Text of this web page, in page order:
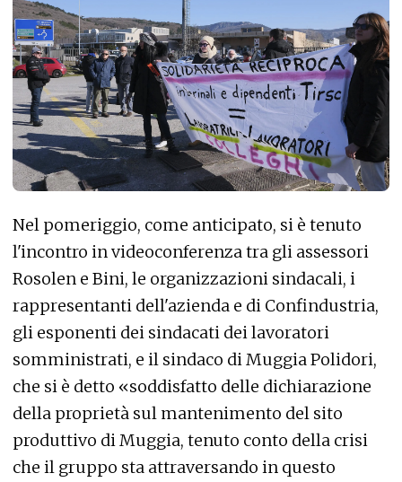
Nel pomeriggio, come anticipato, si è tenuto
l'incontro in videoconferenza tra gli assessori
Rosolen e Bini, le organizzazioni sindacali, i
rappresentanti dell'azienda e di Confindustria,
gli esponenti dei sindacati dei lavoratori
somministrati, e il sindaco di Muggia Polidori,
che si è detto «soddisfatto delle dichiarazione
della proprietà sul mantenimento del sito
produttivo di Muggia, tenuto conto della crisi
che il gruppo sta attraversando in questo